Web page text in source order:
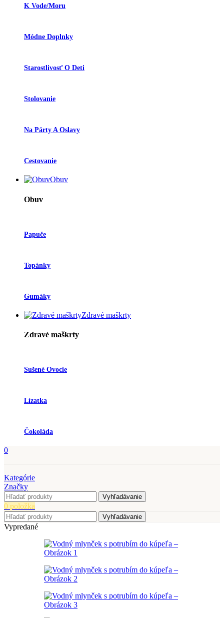
K Vode/moru
Módne Doplnky
Starostlivosť O Deti
Stolovanie
Na Párty A Oslavy
Cestovanie
Obuv
Obuv
Papuče
Topánky
Gumáky
Zdravé maškrty
Zdravé maškrty
Sušené Ovocie
Lízatka
Čokoláda
0
Kategórie
Značky
Vyhľadávanie
0 položka
Vyhľadávanie
Vypredané